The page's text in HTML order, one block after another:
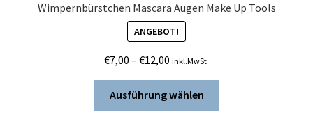
Wimpernbürstchen Mascara Augen Make Up Tools
ANGEBOT!
€7,00 – €12,00 Preisspanne:
bis
€12,00
inkl.MwSt.
Ausführung wählen